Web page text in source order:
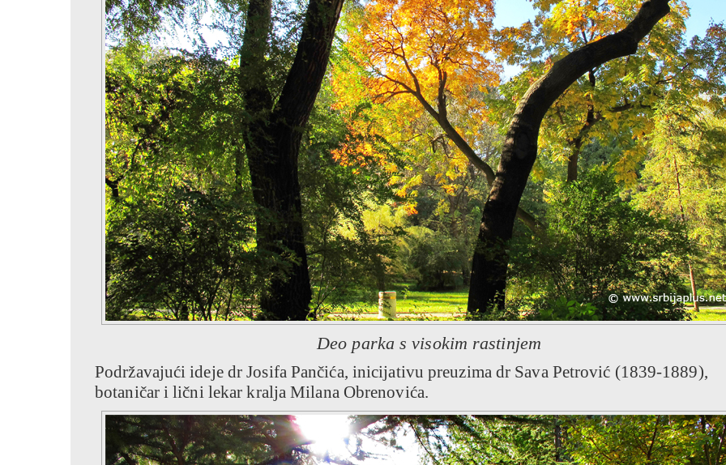
Deo parka s visokim rastinjem
Podržavajući ideje dr Josifa Pančića, inicijativu preuzima dr Sava Petrović (1839-1889),
botaničar i lični lekar kralja Milana Obrenovića.